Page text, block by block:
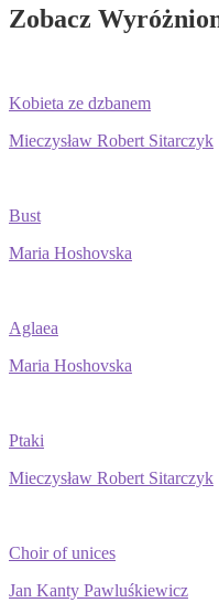
Zobacz
Kobieta ze dzbanem
Mieczysław Robert Sitarczyk
Bust
Maria Hoshovska
Aglaea
Maria Hoshovska
Ptaki
Mieczysław Robert Sitarczyk
Choir of unices
Jan Kanty Pawluśkiewicz